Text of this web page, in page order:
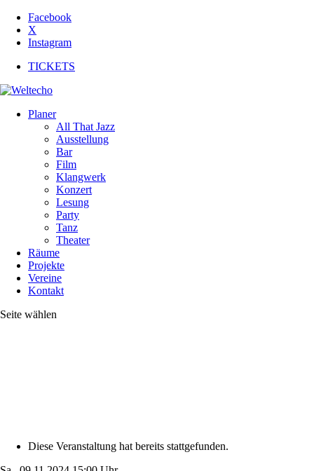
Facebook
X
Instagram
TICKETS
Planer
All That Jazz
Ausstellung
Bar
Film
Klangwerk
Konzert
Lesung
Party
Tanz
Theater
Räume
Projekte
Vereine
Kontakt
Seite wählen
Diese Veranstaltung hat bereits stattgefunden.